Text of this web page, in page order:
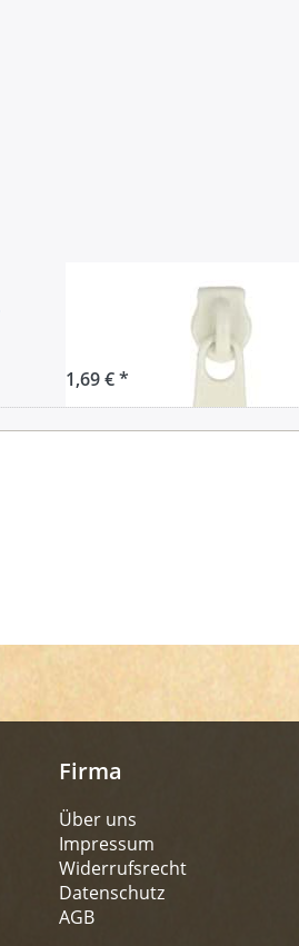
Zipper für
Creme - 10
1,69 € *
Firma
Über uns
Impressum
Widerrufsrecht
Datenschutz
AGB